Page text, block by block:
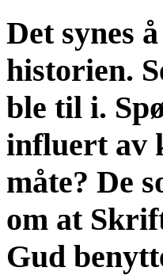
Det synes
historien.
ble til i.
influert av
måte? De
om at
Gud